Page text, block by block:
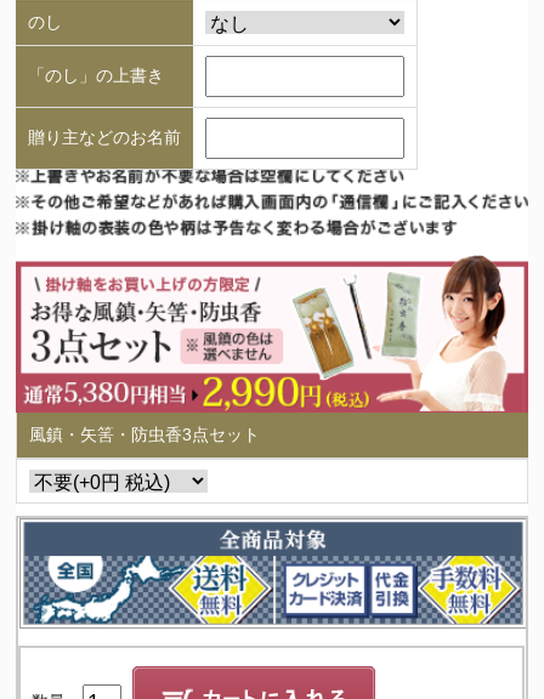
のし
「のし」の上書き
贈り主などのお名前
風鎮・矢筈・防虫香3点セット